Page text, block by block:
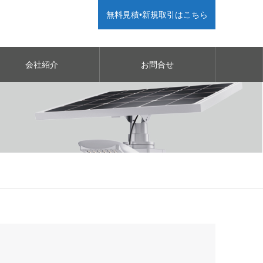
無料見積•新規取引はこちら
会社紹介 お問合せ